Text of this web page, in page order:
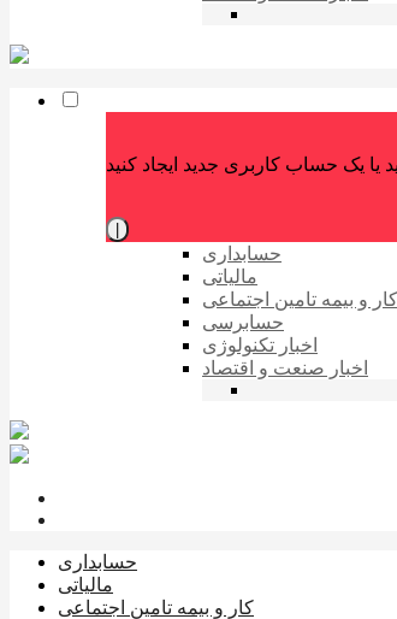
حسابداری
مالیاتی
کار و بیمه تامین اجتماعی
حسابرسی
اخبار تکنولوژی
اخبار صنعت و اقتصاد
حسابداری
مالیاتی
کار و بیمه تامین اجتماعی